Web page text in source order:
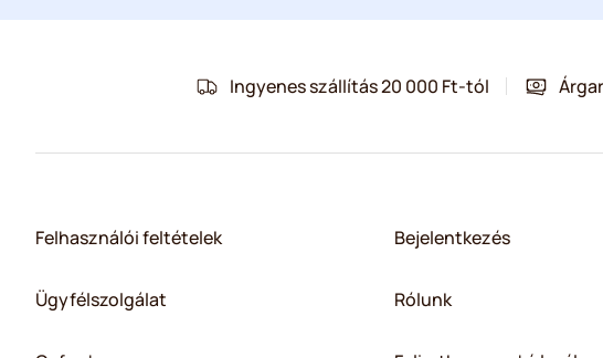
Ingyenes szállítás 20 000 Ft-tól
Felhasználói feltételek
Ügyfélszolgálat
Bejelentkezés
Rólunk